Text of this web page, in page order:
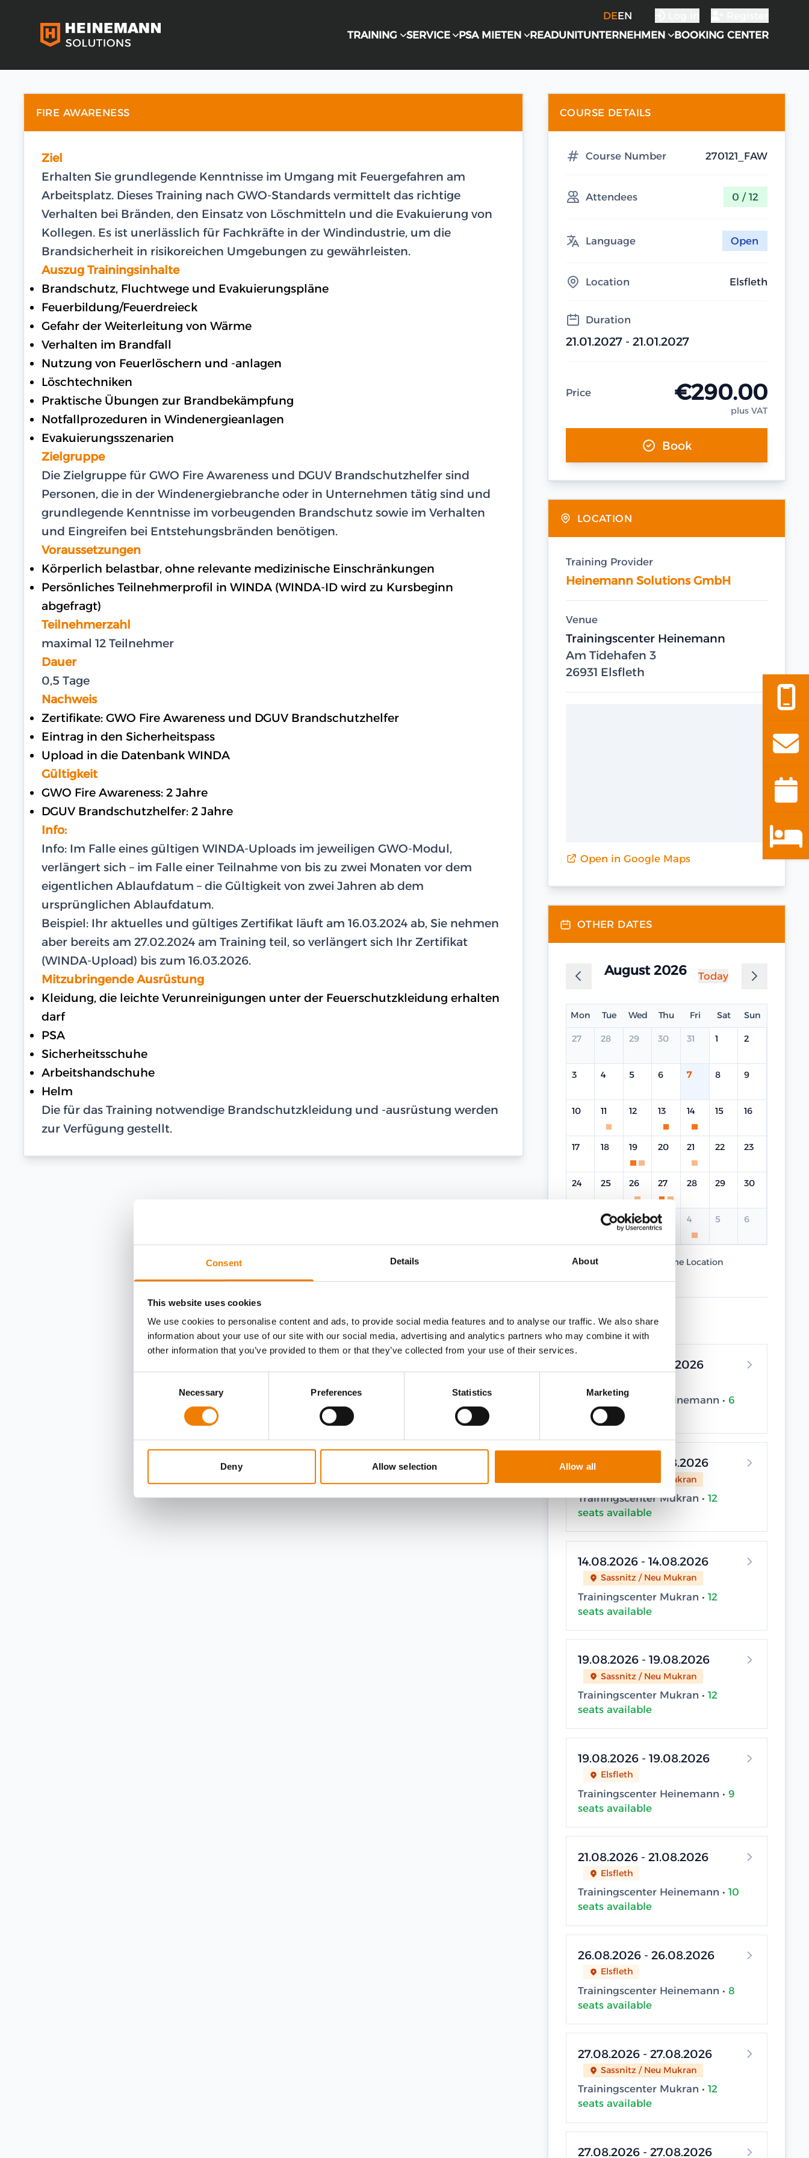
Consent Details About
This website uses cookies
We use cookies to personalise content and ads, to provide social media features and to analyse our traffic. We also share
information about your use of our site with our social media, advertising and analytics partners who may combine it with
other information that you’ve provided to them or that they’ve collected from your use of their services.
Necessary Preferences Statistics Marketing
Deny Allow selection Allow all
DEEN
TRAINING
SERVICE PSA MIETEN READUNITUNTERNEHMEN BOOKING CENTER
FIRE AWARENESS
Ziel
Erhalten Sie grundlegende Kenntnisse im Umgang mit Feuergefahren am
Arbeitsplatz. Dieses Training nach GWO-Standards vermittelt das richtige
Verhalten bei Bränden, den Einsatz von Löschmitteln und die Evakuierung von
Kollegen. Es ist unerlässlich für Fachkräfte in der Windindustrie, um die
Brandsicherheit in risikoreichen Umgebungen zu gewährleisten.
Auszug Trainingsinhalte
Brandschutz, Fluchtwege und Evakuierungspläne
Feuerbildung/Feuerdreieck
Gefahr der Weiterleitung von Wärme
Verhalten im Brandfall
Nutzung von Feuerlöschern und -anlagen
Löschtechniken
Praktische Übungen zur Brandbekämpfung
Notfallprozeduren in Windenergieanlagen
Evakuierungsszenarien
Zielgruppe
Die Zielgruppe für GWO Fire Awareness und DGUV Brandschutzhelfer sind
Personen, die in der Windenergiebranche oder in Unternehmen tätig sind und
grundlegende Kenntnisse im vorbeugenden Brandschutz sowie im Verhalten
und Eingreifen bei Entstehungsbränden benötigen.
Voraussetzungen
Körperlich belastbar, ohne relevante medizinische Einschränkungen
Persönliches Teilnehmerprofil in WINDA (WINDA-ID wird zu Kursbeginn
abgefragt)
Teilnehmerzahl
maximal 12 Teilnehmer
Dauer
0,5 Tage
Nachweis
Zertifikate: GWO Fire Awareness und DGUV Brandschutzhelfer
Eintrag in den Sicherheitspass
Upload in die Datenbank WINDA
Gültigkeit
GWO Fire Awareness: 2 Jahre
DGUV Brandschutzhelfer: 2 Jahre
Info:
Info: Im Falle eines gültigen WINDA-Uploads im jeweiligen GWO-Modul,
verlängert sich – im Falle einer Teilnahme von bis zu zwei Monaten vor dem
eigentlichen Ablaufdatum – die Gültigkeit von zwei Jahren ab dem
ursprünglichen Ablaufdatum.
Beispiel: Ihr aktuelles und gültiges Zertifikat läuft am 16.03.2024 ab, Sie nehmen
aber bereits am 27.02.2024 am Training teil, so verlängert sich Ihr Zertifikat
(WINDA-Upload) bis zum 16.03.2026.
Mitzubringende Ausrüstung
Kleidung, die leichte Verunreinigungen unter der Feuerschutzkleidung erhalten
darf
PSA
Sicherheitsschuhe
Arbeitshandschuhe
Helm
Die für das Training notwendige Brandschutzkleidung und -ausrüstung werden
zur Verfügung gestellt.
COURSE DETAILS
Course Number 270121_FAW
Attendees 0 / 12
Language Open
Location Elsfleth
Duration
21.01.2027 - 21.01.2027
Price €290.00
plus VAT
Book
LOCATION
Training Provider
Heinemann Solutions GmbH
Venue
Trainingscenter Heinemann
Am Tidehafen 3
26931 Elsfleth
Open in Google Maps
OTHER DATES
August 2026 Today
Mon Tue Wed Thu Fri Sat Sun
27 28 29 30 31 1 2
3 4 5 6 7 8 9
10 11 12 13 14 15 16
17 18 19 20 21 22 23
24 25 26 27 28 29 30
1 2 3 4 5 6
Current Course
Same Location
UPCOMING DATES
11.08.2026 - 11.08.2026
Trainingscenter Heinemann • 6
seats available
13.08.2026 - 13.08.2026
Sassnitz / Neu Mukran
Trainingscenter Mukran • 12
seats available
14.08.2026 - 14.08.2026
Sassnitz / Neu Mukran
Trainingscenter Mukran • 12
seats available
19.08.2026 - 19.08.2026
Sassnitz / Neu Mukran
Trainingscenter Mukran • 12
seats available
19.08.2026 - 19.08.2026
Elsfleth
Trainingscenter Heinemann • 9
seats available
21.08.2026 - 21.08.2026
Elsfleth
Trainingscenter Heinemann • 10
seats available
26.08.2026 - 26.08.2026
Elsfleth
Trainingscenter Heinemann • 8
seats available
27.08.2026 - 27.08.2026
Sassnitz / Neu Mukran
Trainingscenter Mukran • 12
seats available
27.08.2026 - 27.08.2026